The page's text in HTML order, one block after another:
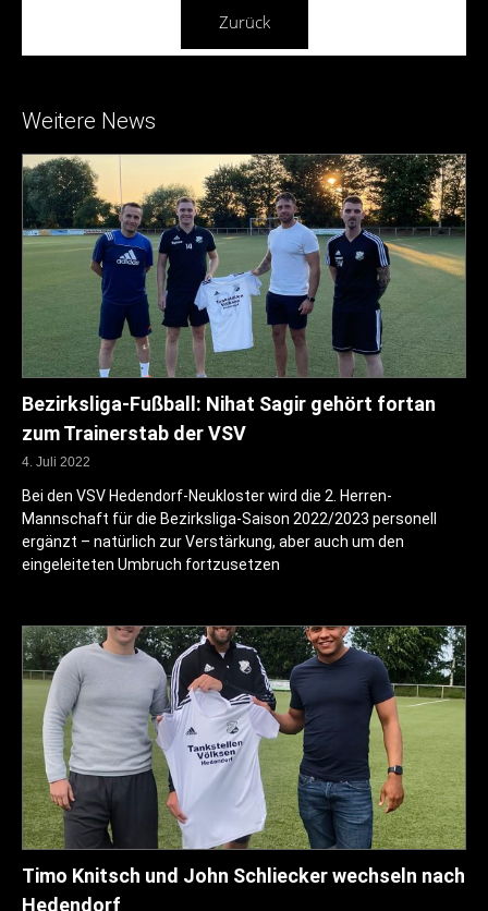
Zurück
Weitere News
Bezirksliga-Fußball: Nihat Sagir gehört fortan
zum Trainerstab der VSV
4. Juli 2022
Bei den VSV Hedendorf-Neukloster wird die 2. Herren-
Mannschaft für die Bezirksliga-Saison 2022/2023 personell
ergänzt – natürlich zur Verstärkung, aber auch um den
eingeleiteten Umbruch fortzusetzen
Timo Knitsch und John Schliecker wechseln nach
Hedendorf